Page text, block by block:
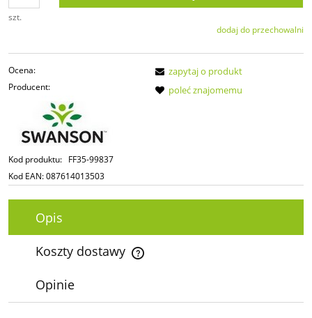
szt.
dodaj do przechowalni
Ocena:
Producent:
Kod produktu: FF35-99837
Kod EAN:087614013503
zapytaj o produkt
poleć znajomemu
Opis
Koszty dostawy
Cena nie zawiera ewentualnych kosztów płatności
Opinie